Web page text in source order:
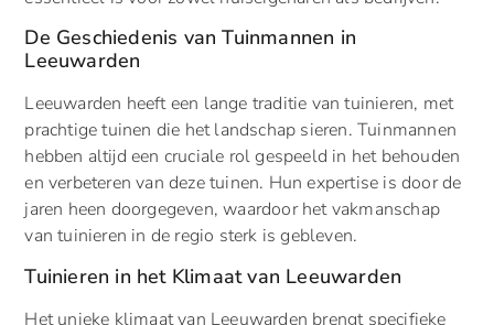
De Geschiedenis van Tuinmannen in
Leeuwarden
Leeuwarden heeft een lange traditie van tuinieren, met
prachtige tuinen die het landschap sieren. Tuinmannen
hebben altijd een cruciale rol gespeeld in het behouden
en verbeteren van deze tuinen. Hun expertise is door de
jaren heen doorgegeven, waardoor het vakmanschap
van tuinieren in de regio sterk is gebleven.
Tuinieren in het Klimaat van Leeuwarden
Het unieke klimaat van Leeuwarden brengt specifieke